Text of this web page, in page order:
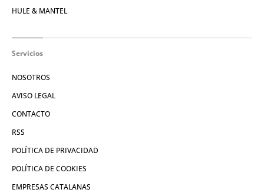
HULE & MANTEL
Servicios
NOSOTROS
AVISO LEGAL
CONTACTO
RSS
POLÍTICA DE PRIVACIDAD
POLÍTICA DE COOKIES
EMPRESAS CATALANAS